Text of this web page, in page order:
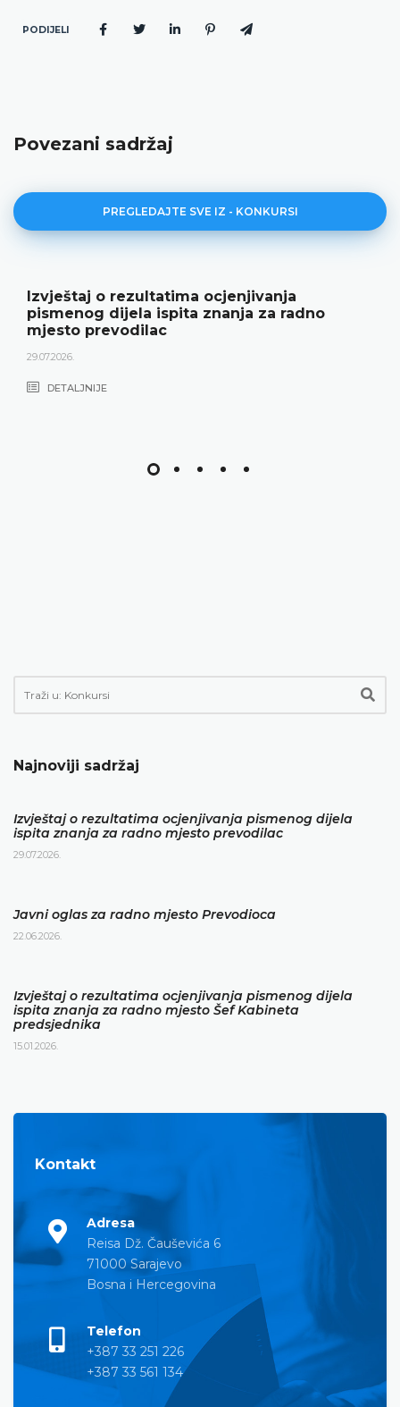
PODIJELI
Povezani sadržaj
PREGLEDAJTE SVE IZ - KONKURSI
Izvještaj o rezultatima ocjenjivanja
pismenog dijela ispita znanja za radno
mjesto prevodilac
29.07.2026.
DETALJNIJE
Najnoviji sadržaj
Izvještaj o rezultatima ocjenjivanja pismenog dijela
ispita znanja za radno mjesto prevodilac
29.07.2026.
Javni oglas za radno mjesto Prevodioca
22.06.2026.
Izvještaj o rezultatima ocjenjivanja pismenog dijela
ispita znanja za radno mjesto Šef Kabineta
predsjednika
15.01.2026.
Kontakt
Adresa
Reisa Dž. Čauševića 6
71000 Sarajevo
Bosna i Hercegovina
Telefon
+387 33 251 226
+387 33 561 134